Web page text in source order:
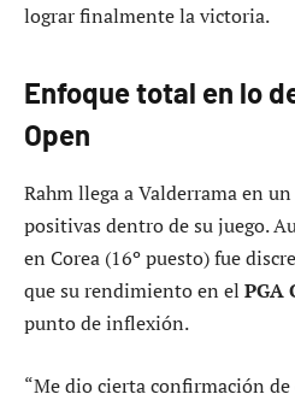
lograr finalmente la victoria.
Enfoque total en lo
Open
Rahm llega a Valderrama en
positivas dentro de su juego.
en Corea (16º puesto) fue
que su rendimiento en el PGA
punto de inflexión.
“Me dio cierta confirmación de